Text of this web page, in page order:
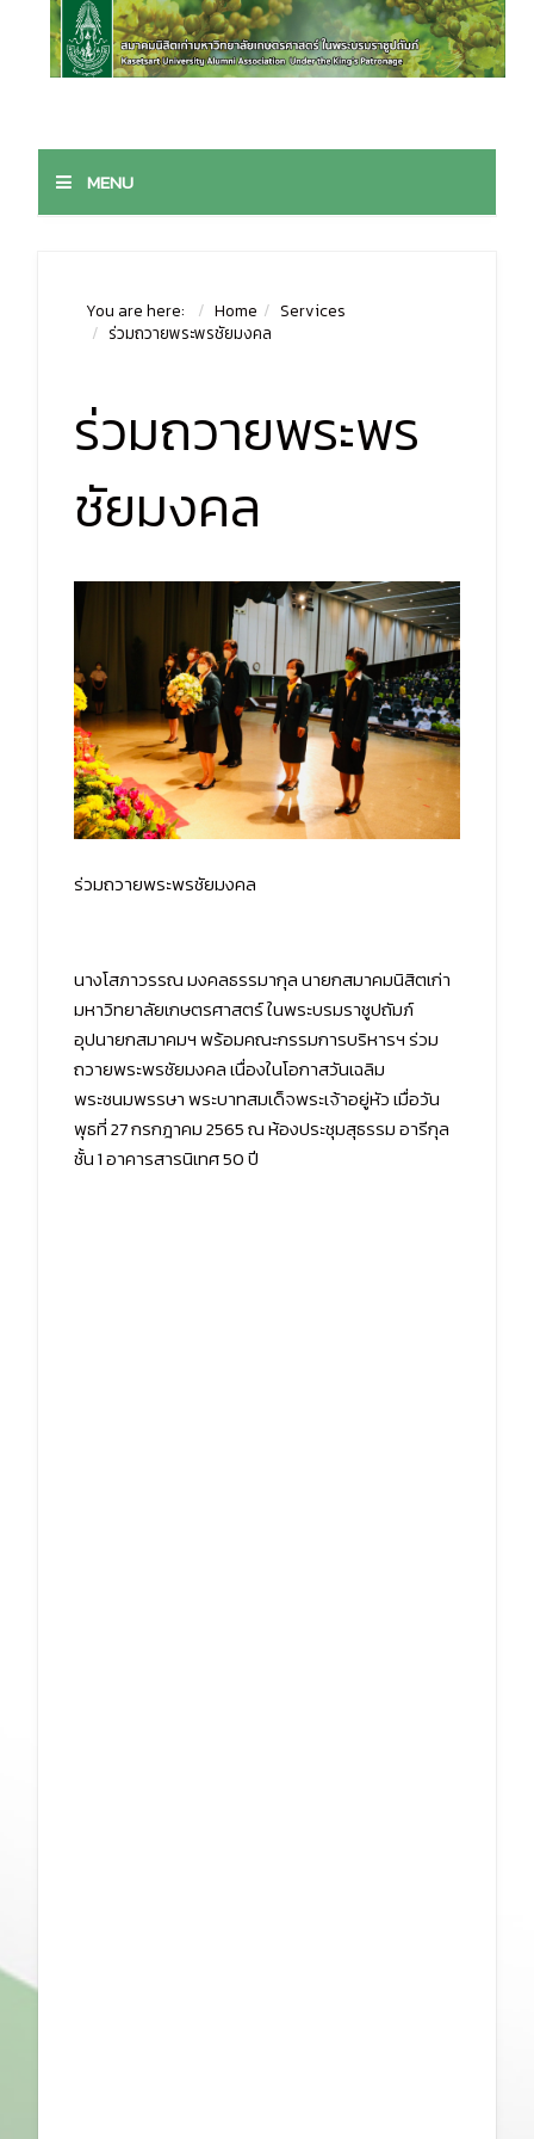
MENU
You are here: Home
Services
ร่วมถวายพระพรชัยมงคล
ร่วมถวายพระพร
ชัยมงคล
ร่วมถวายพระพรชัยมงคล
นางโสภาวรรณ มงคลธรรมากุล นายกสมาคมนิสิตเก่า
มหาวิทยาลัยเกษตรศาสตร์ ในพระบรมราชูปถัมภ์
อุปนายกสมาคมฯ พร้อมคณะกรรมการบริหารฯ ร่วม
ถวายพระพรชัยมงคล เนื่องในโอกาสวันเฉลิม
พระชนมพรรษา พระบาทสมเด็จพระเจ้าอยู่หัว เมื่อวัน
พุธที่ 27 กรกฎาคม 2565 ณ ห้องประชุมสุธรรม อารีกุล
ชั้น 1 อาคารสารนิเทศ 50 ปี